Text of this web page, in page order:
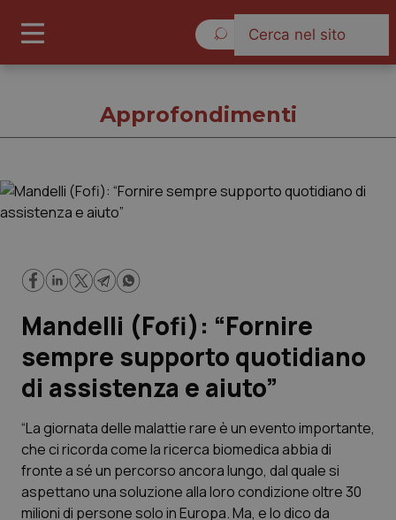
Governo e Parlamento
Lavoro e Professioni
Scienza e Farmaci
Studi e Analisi
Approfondimenti
Mandelli (Fofi): “Fornire
sempre supporto quotidiano
di assistenza e aiuto”
“La giornata delle malattie rare è un evento importante,
che ci ricorda come la ricerca biomedica abbia di
fronte a sé un percorso ancora lungo, dal quale si
aspettano una soluzione alla loro condizione oltre 30
milioni di persone solo in Europa. Ma, e lo dico da